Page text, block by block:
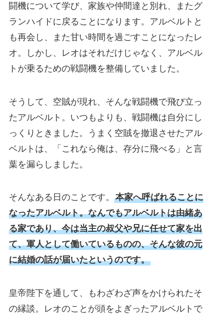
闘機について学び、家族や仲間達と別れ、またグ
ランハイドに戻ることになります。アルベルトと
も再会し、また甘い時間を過ごすことになったレ
オ。しかし、レオはそれだけじゃなく、アルベル
トが乗るための戦闘機を整備していました。
そうして、空賊が現れ、そんな戦闘機で飛び立っ
たアルベルト。いつもよりも、戦闘機は自分にし
っくりときました。うまく空賊を撤退させたアル
ベルトは、「これなら俺は、存分に飛べる」と言
葉を漏らしました。
そんなある日のことです。 本家へ呼ばれることに
なったアルベルト。なんでもアルベルトは由緒あ
る家であり、今は当主の叔父や兄に任せて家を出
て、軍人として働いているものの、そんな彼の元
に結婚の話が届いたというのです。
皇帝陛下を通して、もわざわざ声をかけられたそ
の縁談。レオのことが頭をよぎったアルベルトで